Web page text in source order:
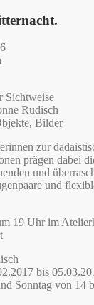
Sichtweise
Rudisch
Bilder
zur
prägen dabei
und
und
19 Uhr im
bis
Sonntag von 14